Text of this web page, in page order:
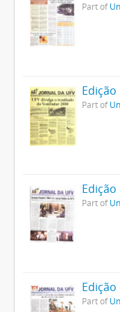
Part of
Part of
Edição
Part of
Edição
Part of